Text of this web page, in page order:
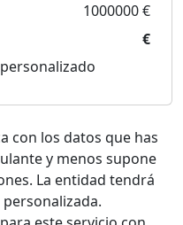
1000000 €
€
con los datos que has
y menos supone
La entidad tendrá